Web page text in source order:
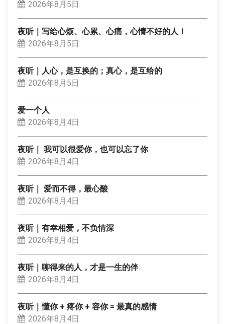
2026年8月5日
夜听｜写给心烦、心累、心痛，心情不好的人！
2026年8月5日
夜听｜人心，是互换的；真心，是互给的
2026年8月5日
爱一个人
2026年8月4日
夜听｜ 我可以很爱你，也可以忘了你
2026年8月4日
夜听｜ 爱而不得，最心酸
2026年8月4日
夜听｜有幸相爱，不负情深
2026年8月4日
夜听｜聊得来的人，才是一生的伴
2026年8月4日
夜听｜懂你 + 疼你 + 容你 = 最真的感情
2026年8月4日